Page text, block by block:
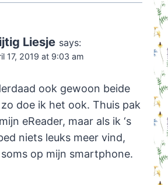
Liesje says:
17, 2019 at 9:03 am
ook gewoon beide
doe ik het ook. Thuis pak
eReader, maar als ik ‘s
niets leuks meer vind,
op mijn smartphone.